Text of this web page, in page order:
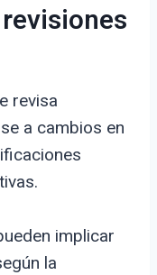
revisa
a cambios en
implicar
la